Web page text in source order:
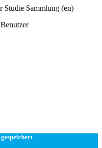
Studie Sammlung (en)